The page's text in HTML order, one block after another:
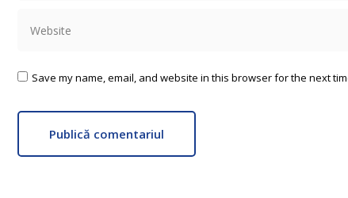
Save my name, email, and website in this browser for the next
Publică comentariul